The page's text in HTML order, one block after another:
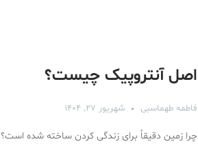
اصل آنتروپیک چیست؟
فاطمه طهماسبی شهریور ۲۷, ۱۴۰۴
چرا زمین دقیقاً برای زندگی کردن ساخته شده است؟